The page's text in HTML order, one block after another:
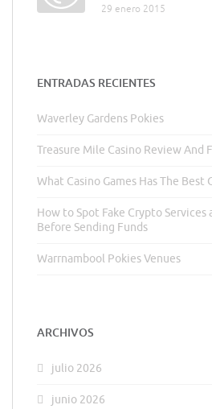
29 enero 2015
ENTRADAS RECIENTES
Waverley Gardens Pokies
Treasure Mile Casino Review And
What Casino Games Has The Best
How to Spot Fake Crypto Services
Before Sending Funds
Warrnambool Pokies Venues
ARCHIVOS
julio 2026
junio 2026